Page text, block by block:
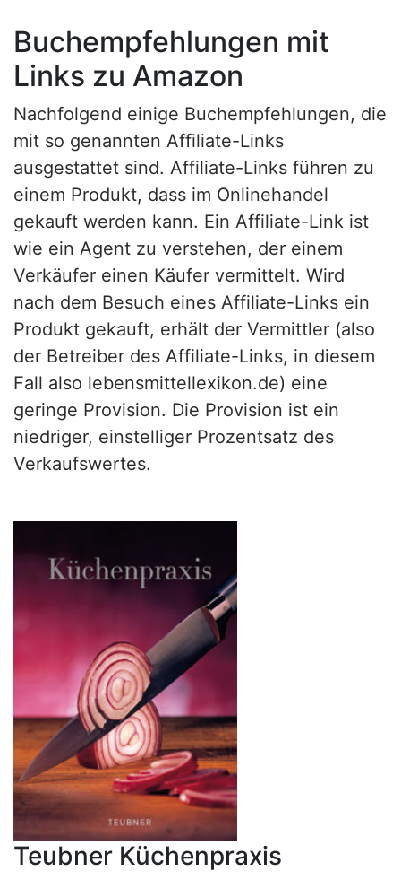
Buchempfehlungen mit
Links zu Amazon
Nachfolgend einige Buchempfehlungen, die
mit so genannten Affiliate-Links
ausgestattet sind. Affiliate-Links führen zu
einem Produkt, dass im Onlinehandel
gekauft werden kann. Ein Affiliate-Link ist
wie ein Agent zu verstehen, der einem
Verkäufer einen Käufer vermittelt. Wird
nach dem Besuch eines Affiliate-Links ein
Produkt gekauft, erhält der Vermittler (also
der Betreiber des Affiliate-Links, in diesem
Fall also lebensmittellexikon.de) eine
geringe Provision. Die Provision ist ein
niedriger, einstelliger Prozentsatz des
Verkaufswertes.
Teubner Küchenpraxis